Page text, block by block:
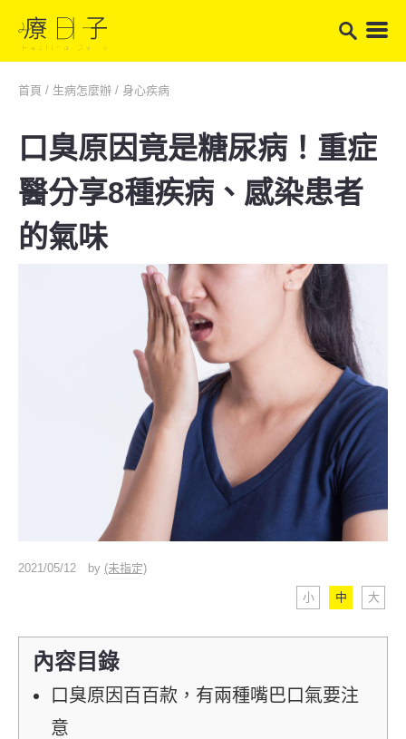
首頁 / 生病怎麼辦 / 身心疾病
口臭原因竟是糖尿病！重症
醫分享8種疾病、感染患者
的氣味
2021/05/12 by (未指定)
小 中 大
內容目錄
口臭原因百百款，有兩種嘴巴口氣要注
意